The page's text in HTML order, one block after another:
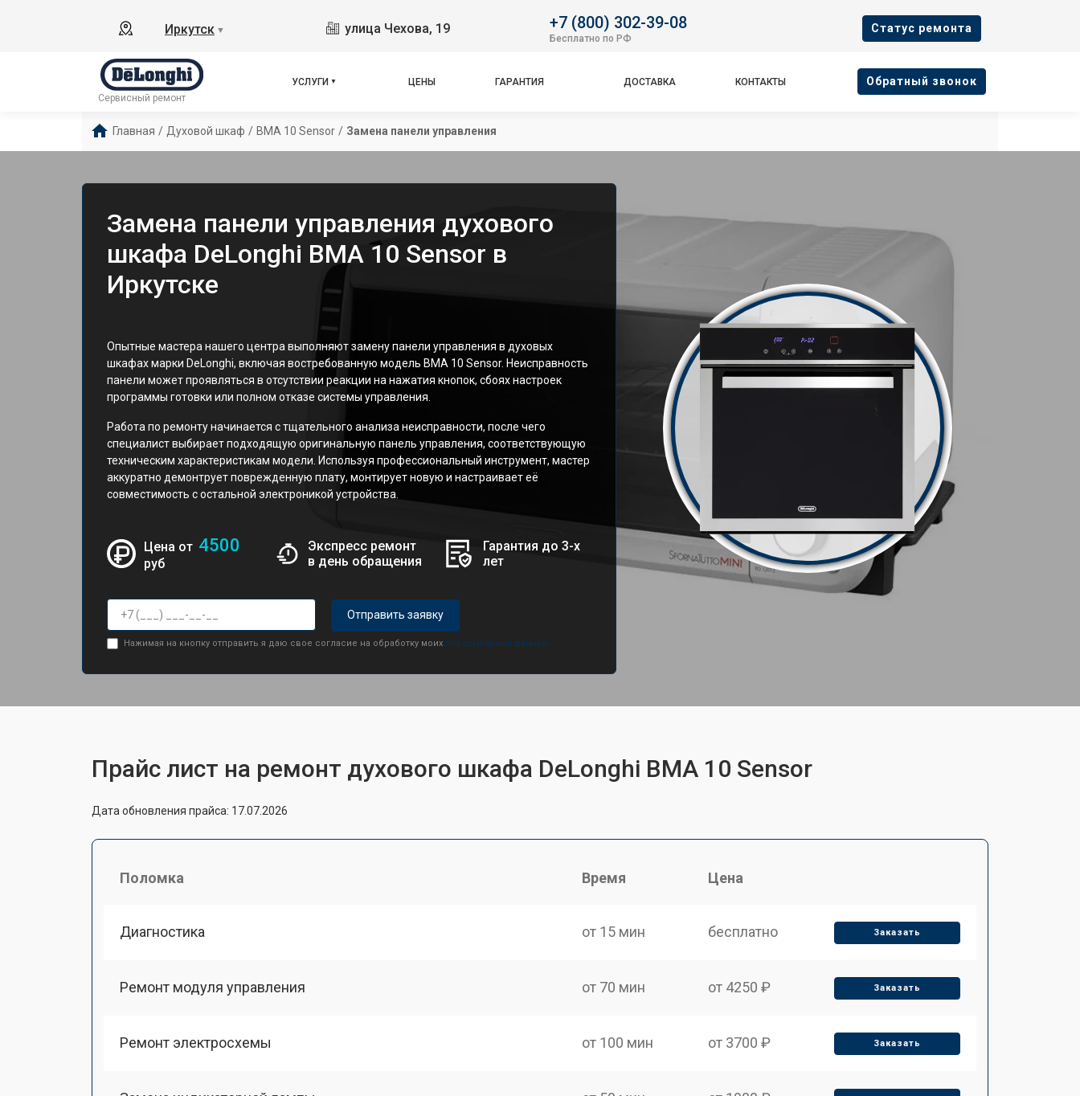
Иркутск ▼ улица Чехова, 19 +7 (800) 302-39-08
Бесплатно по РФ
Cтатус ремонта
Сервисный ремонт
УСЛУГИ ЦЕНЫ ГАРАНТИЯ ДОСТАВКА КОНТАКТЫ Oбратный звонок
Главная / Духовой шкаф / BMA 10 Sensor / Замена панели управления
Замена панели управления духового
шкафа DeLonghi BMA 10 Sensor в
Иркутске
Опытные мастера нашего центра выполняют замену панели управления в духовых
шкафах марки DeLonghi, включая востребованную модель BMA 10 Sensor. Неисправность
панели может проявляться в отсутствии реакции на нажатия кнопок, сбоях настроек
программы готовки или полном отказе системы управления.
Работа по ремонту начинается с тщательного анализа неисправности, после чего
специалист выбирает подходящую оригинальную панель управления, соответствующую
техническим характеристикам модели. Используя профессиональный инструмент, мастер
аккуратно демонтрует поврежденную плату, монтирует новую и настраивает её
совместимость с остальной электроникой устройства.
Цена от 4500
руб
Экспресс ремонт
в день обращения
Гарантия до 3-х
лет
Отправить заявку
Нажимая на кнопку отправить я даю свое согласие на обработку моих персональных данных.
Прайс лист на ремонт духового шкафа DeLonghi BMA 10 Sensor
Дата обновления прайса: 17.07.2026
Поломка Время Цена
Диагностика от 15 мин бесплатно Заказать
Ремонт модуля управления от 70 мин от 4250 ₽ Заказать
Ремонт электросхемы от 100 мин от 3700 ₽ Заказать